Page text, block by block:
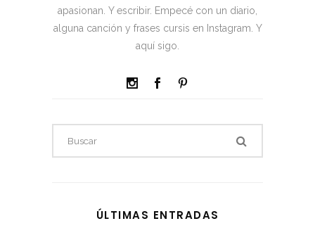
apasionan. Y escribir. Empecé con un diario,
alguna canción y frases cursis en Instagram. Y
aquí sigo.
ÚLTIMAS ENTRADAS